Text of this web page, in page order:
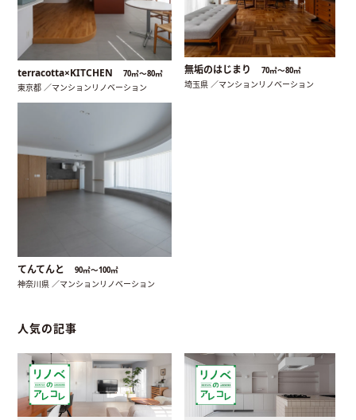
terracotta×KITCHEN 70㎡〜80㎡
東京都 ／マンションリノベーション
無垢のはじまり 70㎡〜80㎡
埼玉県 ／マンションリノベーション
てんてんと 90㎡〜100㎡
神奈川県 ／マンションリノベーション
人気の記事